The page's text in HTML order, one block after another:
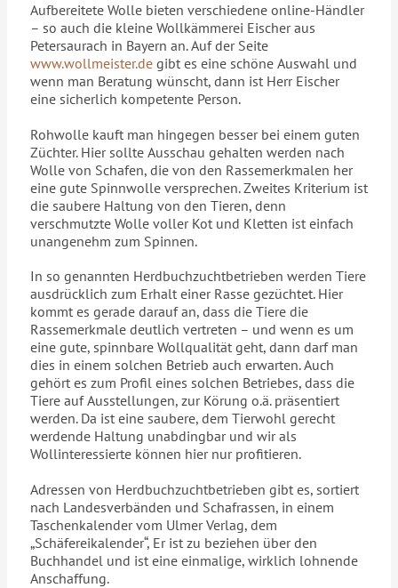
Aufbereitete Wolle bieten verschiedene online-Händler
– so auch die kleine Wollkämmerei Eischer aus
Petersaurach in Bayern an. Auf der Seite
www.wollmeister.degibt es eine schöne Auswahl und
wenn man Beratung wünscht, dann ist Herr Eischer
eine sicherlich kompetente Person.
Rohwolle kauft man hingegen besser bei einem guten
Züchter. Hier sollte Ausschau gehalten werden nach
Wolle von Schafen, die von den Rassemerkmalen her
eine gute Spinnwolle versprechen. Zweites Kriterium ist
die saubere Haltung von den Tieren, denn
verschmutzte Wolle voller Kot und Kletten ist einfach
unangenehm zum Spinnen.
In so genannten Herdbuchzuchtbetrieben werden Tiere
ausdrücklich zum Erhalt einer Rasse gezüchtet. Hier
kommt es gerade darauf an, dass die Tiere die
Rassemerkmale deutlich vertreten – und wenn es um
eine gute, spinnbare Wollqualität geht, dann darf man
dies in einem solchen Betrieb auch erwarten. Auch
gehört es zum Profil eines solchen Betriebes, dass die
Tiere auf Ausstellungen, zur Körung o.ä. präsentiert
werden. Da ist eine saubere, dem Tierwohl gerecht
werdende Haltung unabdingbar und wir als
Wollinteressierte können hier nur profitieren.
Adressen von Herdbuchzuchtbetrieben gibt es, sortiert
nach Landesverbänden und Schafrassen, in einem
Taschenkalender vom Ulmer Verlag, dem
„Schäfereikalender“, Er ist zu beziehen über den
Buchhandel und ist eine einmalige, wirklich lohnende
Anschaffung.